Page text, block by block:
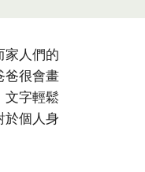
家人們的
爸很會畫
文字輕鬆
於個人身